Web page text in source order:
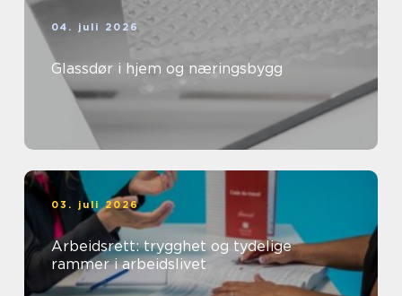
04. juli 2026
Glassdør i hjem og næringsbygg
03. juli 2026
Arbeidsrett: trygghet og tydelige
rammer i arbeidslivet